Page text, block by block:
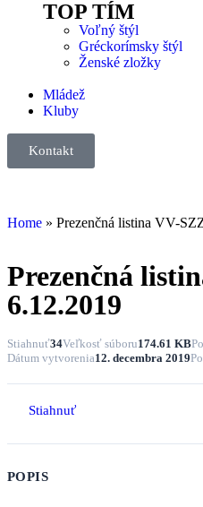
TOP TÍM
Voľný štýl
Gréckorímsky štýl
Ženské zložky
Mládež
Kluby
Kontakt
Home » Prezenčná listina VV-
Prezenčná
6.12.2019
Stiahnuť34Veľkosť súboru174.61 KB
Dátum vytvorenia12. decembra 2019
Stiahnuť
POPIS